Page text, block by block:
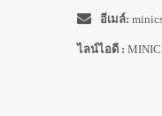
อีเมล์:
ไลน์ไอดี :